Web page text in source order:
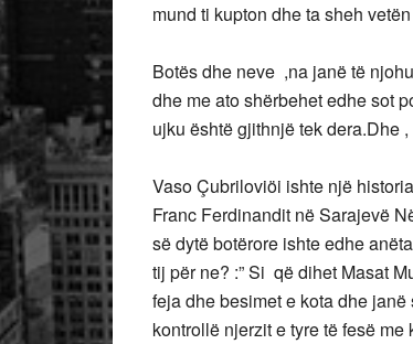
mund ti kupton dhe ta sheh
Botës dhe neve ,na janë të
dhe me ato shërbehet edhe sot
ujku është gjithnjë tek dera.Dhe
Vaso Çubriloviöi ishte një
Franc Ferdinandit në Sarajevë
së dytë botërore ishte edhe
tij për ne? :” Si që dihet Masat
feja dhe besimet e kota dhe
kontrollë njerzit e tyre të fesë